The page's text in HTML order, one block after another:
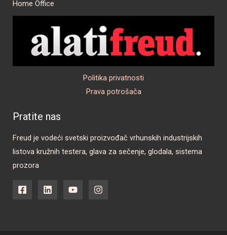
Home Office
Politika privatnosti
Prava potrošača
Pratite nas
Freud je vodeći svetski proizvođač vrhunskih industrijskih
listova kružnih testera, glava za sečenje, glodala, sistema
prozora